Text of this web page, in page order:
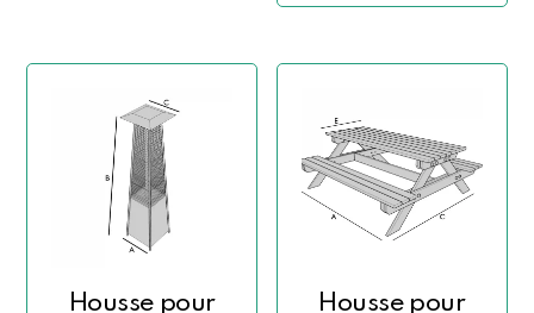
Housse pour Housse pour